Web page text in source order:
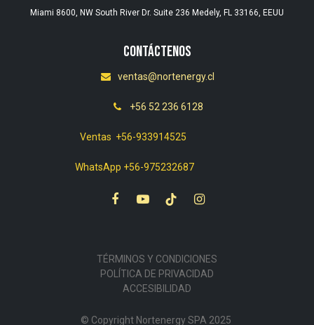
Miami 8600, NW South River Dr. Suite 236 Medely, FL 33166, EEUU
Contáctenos
ventas@nortenergy.cl
+56 52 236 6128
Ventas +56-933914525
WhatsApp +56-975232687
TÉRMINOS Y CONDICIONES
POLÍTICA DE PRIVACIDAD
ACCESIBILIDAD
© Copyright Nortenergy SPA 2025